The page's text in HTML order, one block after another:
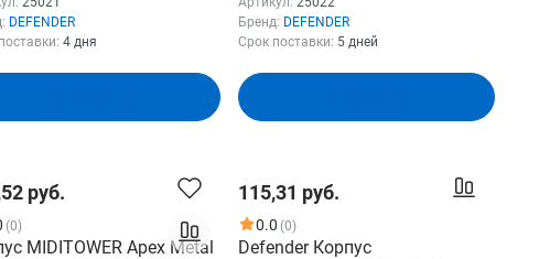
(25021)
DEFENDER
4 дня
Бренд: DEFENDER
Срок поставки: 5 дней
руб.
(0)
MIDITOWER Apex Metal
115,31 руб.
0.0 (0)
Defender Корпус